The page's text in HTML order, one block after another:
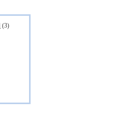
(3)